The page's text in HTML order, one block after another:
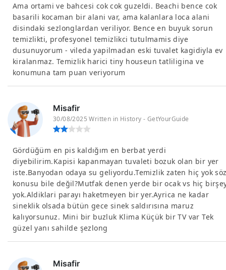
Ama ortami ve bahcesi cok cok guzeldi. Beachi bence cok
basarili kocaman bir alani var, ama kalanlara loca alani
disindaki sezlonglardan veriliyor. Bence en buyuk sorun
temizlikti, profesyonel temizlikci tutulmamis diye
dusunuyorum - vileda yapilmadan eski tuvalet kagidiyla ev
kiralanmaz. Temizlik harici tiny houseun tatliligina ve
konumuna tam puan veriyorum
Misafir
30/08/2025 Written in History - GetYourGuide
Gördüğüm en pis kaldığım en berbat yerdi
diyebilirim.Kapisi kapanmayan tuvaleti bozuk olan bir yer
iste.Banyodan odaya su geliyordu.Temizlik zaten hiç yok
konusu bile değil?Mutfak denen yerde bir ocak vs hiç
yok.Aldiklari parayı haketmeyen bir yer.Ayrica ne kadar
sineklik olsada bütün gece sinek saldırısına maruz
kalıyorsunuz. Mini bir buzluk Klima Küçük bir TV var Tek
güzel yanı sahilde şezlong
Misafir